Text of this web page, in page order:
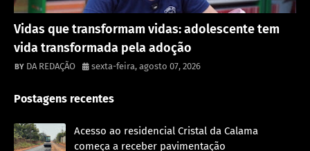
Vidas que transformam vidas: adolescente tem
vida transformada pela adoção
DA REDAÇÃO sexta-feira, agosto 07, 2026
Postagens recentes
Acesso ao residencial Cristal da Calama
começa a receber pavimentação